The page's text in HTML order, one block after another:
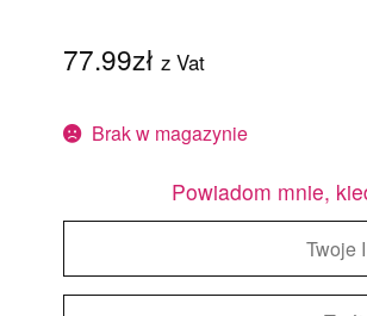
77.99zł z Vat
Brak w magazynie
Powiadom mnie,